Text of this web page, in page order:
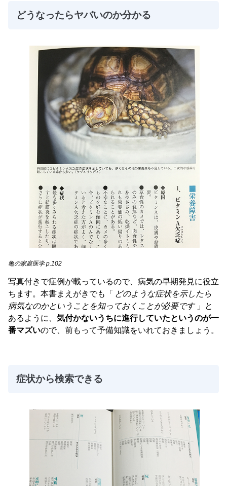
どうなったらヤバいのか分かる
亀の家庭医学 p.102
写真付きで症例が載っているので、病気の早期発見に役立
ちます。本書まえがきでも「
どのような症状を示したら
病気なのかということを知っておくことが必要です 」と
あるように、 気付かないうちに進行していたというのが一
番マズいので、前もって予備知識をいれておきましょう。
症状から検索できる